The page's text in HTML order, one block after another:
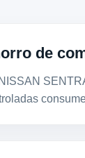
de